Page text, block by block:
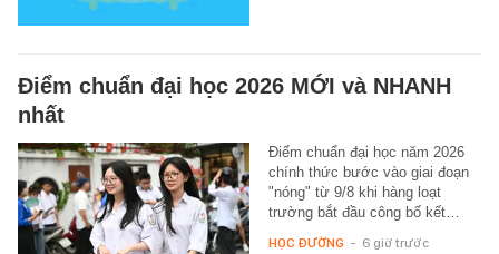
Điểm chuẩn đại học 2026 MỚI và NHANH
nhất
Điểm chuẩn đại học năm 2026
chính thức bước vào giai đoạn
"nóng" từ 9/8 khi hàng loạt
trường bắt đầu công bố kết…
HỌC ĐƯỜNG - 6 giờ trước